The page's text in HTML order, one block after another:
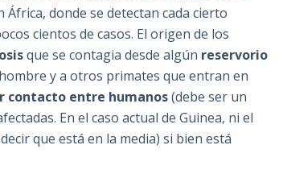
donde se detectan cada cierto
cientos de casos. El origen de los
que se contagia desde algún reservorio
y a otros primates que entran en
contacto entre humanos(debe ser un
En el caso actual de Guinea, ni el
que está en la media) si bien está